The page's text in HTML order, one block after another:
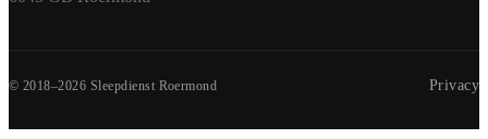
© 2018–2026 Sleepdienst Roermond Privacy